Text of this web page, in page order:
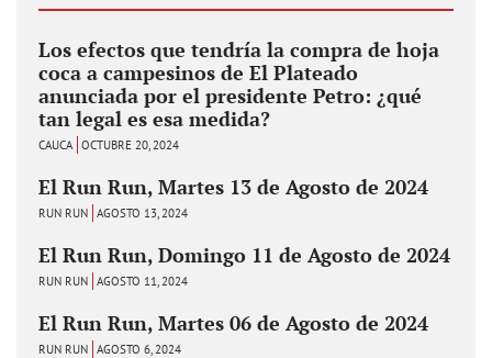
Los efectos que tendría la compra de hoja
coca a campesinos de El Plateado
anunciada por el presidente Petro: ¿qué
tan legal es esa medida?
CAUCA OCTUBRE 20, 2024
El Run Run, Martes 13 de Agosto de 2024
RUN RUN AGOSTO 13, 2024
El Run Run, Domingo 11 de Agosto de 2024
RUN RUN AGOSTO 11, 2024
El Run Run, Martes 06 de Agosto de 2024
RUN RUN AGOSTO 6, 2024